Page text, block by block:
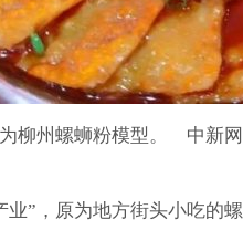
柳州螺蛳粉模型。 中新
业”，原为地方街头小吃的